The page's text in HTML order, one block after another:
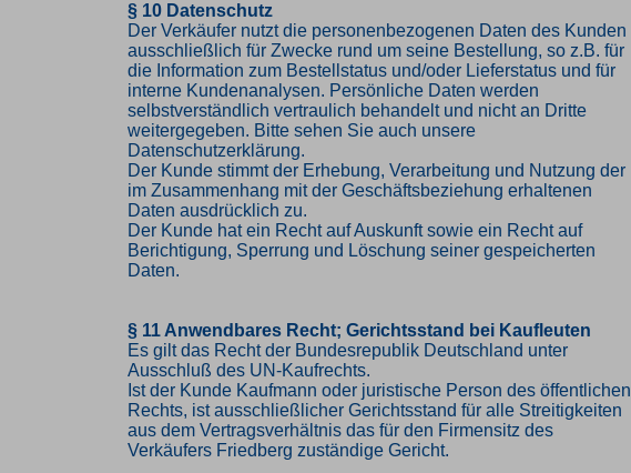
§ 10 Datenschutz
Der Verkäufer nutzt die personenbezogenen Daten des Kunden
ausschließlich für Zwecke rund um seine Bestellung, so z.B. für
die Information zum Bestellstatus und/oder Lieferstatus und für
interne Kundenanalysen. Persönliche Daten werden
selbstverständlich vertraulich behandelt und nicht an Dritte
weitergegeben. Bitte sehen Sie auch unsere
Datenschutzerklärung.
Der Kunde stimmt der Erhebung, Verarbeitung und Nutzung der
im Zusammenhang mit der Geschäftsbeziehung erhaltenen
Daten ausdrücklich zu.
Der Kunde hat ein Recht auf Auskunft sowie ein Recht auf
Berichtigung, Sperrung und Löschung seiner gespeicherten
Daten.
§ 11 Anwendbares Recht; Gerichtsstand bei Kaufleuten
Es gilt das Recht der Bundesrepublik Deutschland unter
Ausschluß des UN-Kaufrechts.
Ist der Kunde Kaufmann oder juristische Person des öffentlichen
Rechts, ist ausschließlicher Gerichtsstand für alle Streitigkeiten
aus dem Vertragsverhältnis das für den Firmensitz des
Verkäufers Friedberg zuständige Gericht.